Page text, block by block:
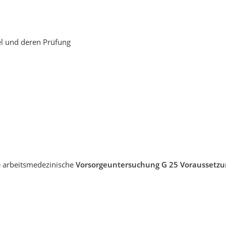
und deren Prüfung
arbeitsmedezinische Vorsorgeuntersuchung G 25